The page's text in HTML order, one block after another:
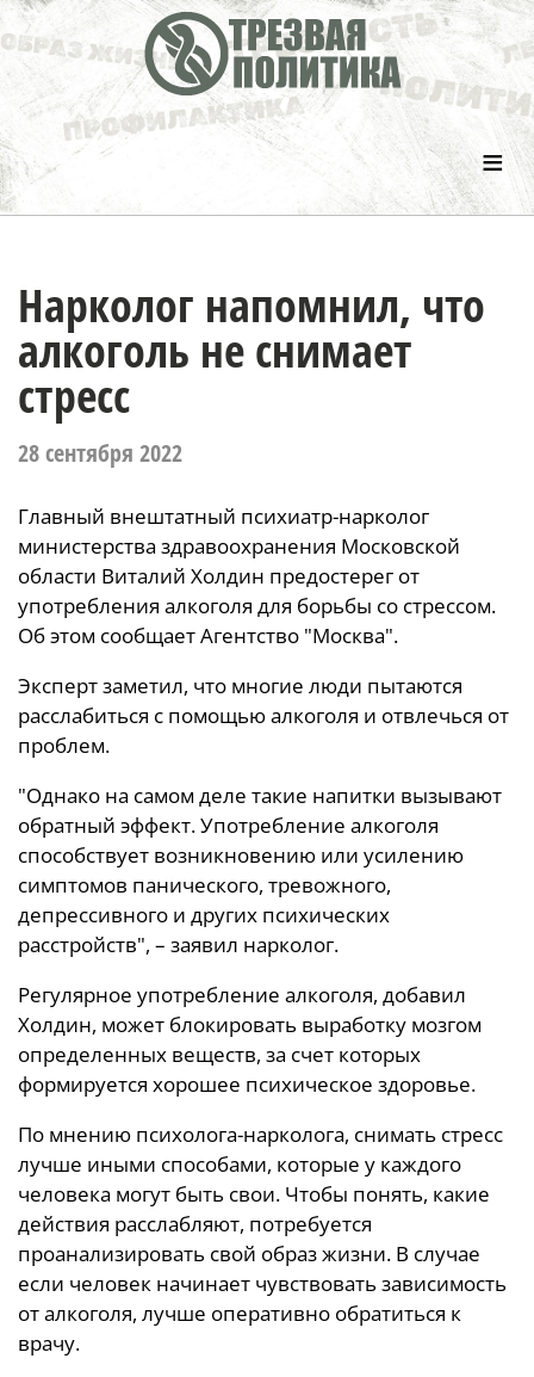
≡
Нарколог напомнил, что
алкоголь не снимает
стресс
28 сентября 2022
Главный внештатный психиатр-нарколог
министерства здравоохранения Московской
области Виталий Холдин предостерег от
употребления алкоголя для борьбы со стрессом.
Об этом сообщает Агентство "Москва".
Эксперт заметил, что многие люди пытаются
расслабиться с помощью алкоголя и отвлечься от
проблем.
"Однако на самом деле такие напитки вызывают
обратный эффект. Употребление алкоголя
способствует возникновению или усилению
симптомов панического, тревожного,
депрессивного и других психических
расстройств", – заявил нарколог.
Регулярное употребление алкоголя, добавил
Холдин, может блокировать выработку мозгом
определенных веществ, за счет которых
формируется хорошее психическое здоровье.
По мнению психолога-нарколога, снимать стресс
лучше иными способами, которые у каждого
человека могут быть свои. Чтобы понять, какие
действия расслабляют, потребуется
проанализировать свой образ жизни. В случае
если человек начинает чувствовать зависимость
от алкоголя, лучше оперативно обратиться к
врачу.